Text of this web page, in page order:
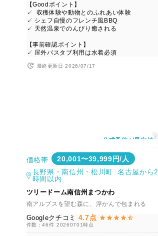
【Goodポイント】
✓ 収穫体験や動物とのふれあい体験
✓ シェフ自慢のフレンチ風BBQ
✓ 天然温泉でのんびり癒される
【事前確認ポイント】
✓ 屋外バスタブ利用は水着必須
最終更新日 2026/07/17
公式予約が最安値
価格帯
20,001〜39,999円/人
長野県・南信州・松川町 名古屋から2
時間以内
ツリードーム南信州まつかわ
南アルプスを望む森に、浮かんで包まれる
Googleクチコミ 4.7点
件数：46件 20260701時点